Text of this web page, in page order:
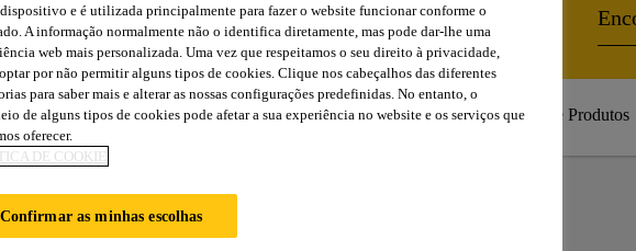
Atendimento Técnico Indústria Centro de Downloads Catálogo de Produtos
e é utilizada principalmente para fazer o website funcionar conforme o
A informação normalmente não o identifica diretamente, mas pode dar-lhe uma
web mais personalizada. Uma vez que respeitamos o seu direito à privacidade,
por não permitir alguns tipos de cookies. Clique nos cabeçalhos das diferentes
para saber mais e alterar as nossas configurações predefinidas. No entanto, o
de alguns tipos de cookies pode afetar a sua experiência no website e os serviços que
oferecer.
DE COOKIE
Confirmar as minhas escolhas